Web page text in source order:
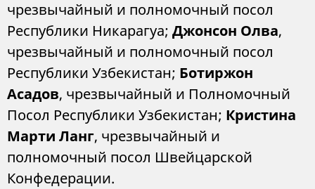
чрезвычайный и полномочный посол
Республики Никарагуа; Джонсон Олва,
чрезвычайный и полномочный посол
Республики Узбекистан; Ботиржон
Асадов, чрезвычайный и Полномочный
Посол Республики Узбекистан; Кристина
Марти Ланг, чрезвычайный и
полномочный посол Швейцарской
Конфедерации.